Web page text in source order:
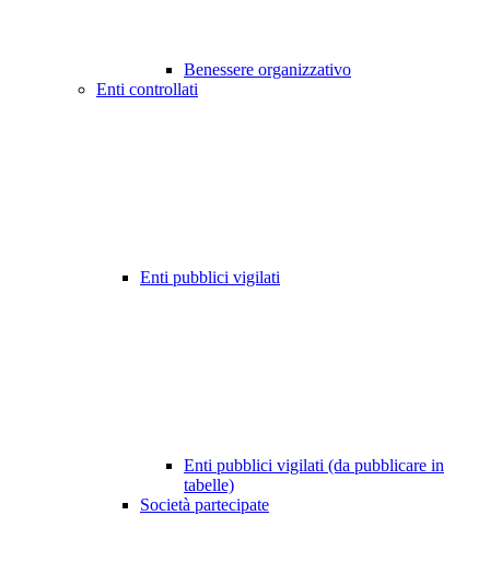
Benessere organizzativo
Enti controllati
Enti pubblici vigilati
Enti pubblici vigilati (da pubblicare in
tabelle)
Società partecipate